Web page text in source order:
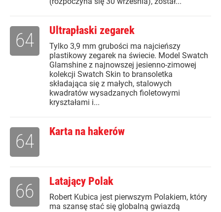
Ultrapłaski zegarek
Tylko 3,9 mm grubości ma najcieńszy
plastikowy zegarek na świecie. Model Swatch
Glamshine z najnowszej jesienno-zimowej
kolekcji Swatch Skin to bransoletka
składająca się z małych, stalowych
kwadratów wysadzanych fioletowymi
kryształami i...
64
Karta na hakerów
64
Latający Polak
Robert Kubica jest pierwszym Polakiem, który
ma szansę stać się globalną gwiazdą
66